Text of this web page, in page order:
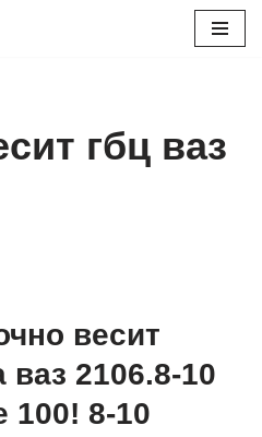
гбц ваз
весит
ваз 2106.8-10
100! 8-10